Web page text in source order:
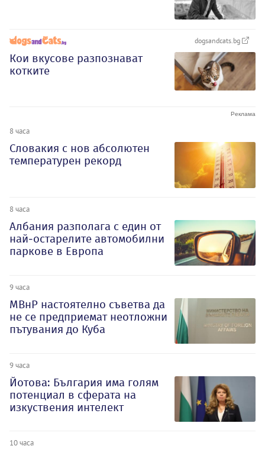
dogsandcats.bg
Кои вкусове разпознават
котките
8 часа
Словакия с нов абсолютен
температурен рекорд
8 часа
Албания разполага с един от
най-остарелите автомобилни
паркове в Европа
9 часа
МВнР настоятелно съветва да
не се предприемат неотложни
пътувания до Куба
9 часа
Йотова: България има голям
потенциал в сферата на
изкуствения интелект
10 часа